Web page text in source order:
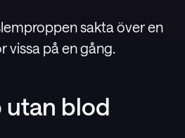
sakta över en
vissa på en gång.
blod